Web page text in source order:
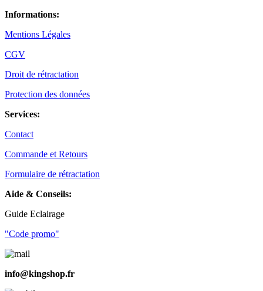
Informations:
Mentions Légales
CGV
Droit de rétractation
Protection des données
Services:
Contact
Commande et Retours
Formulaire de rétractation
Aide & Conseils:
Guide Eclairage
"Code promo"
info@kingshop.fr